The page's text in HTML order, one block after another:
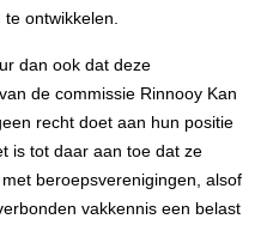
ontwikkelen.
dan ook dat deze
de commissie Rinnooy Kan
recht doet aan hun positie
is tot daar aan toe dat ze
beroepsverenigingen, alsof
vakkennis een belast